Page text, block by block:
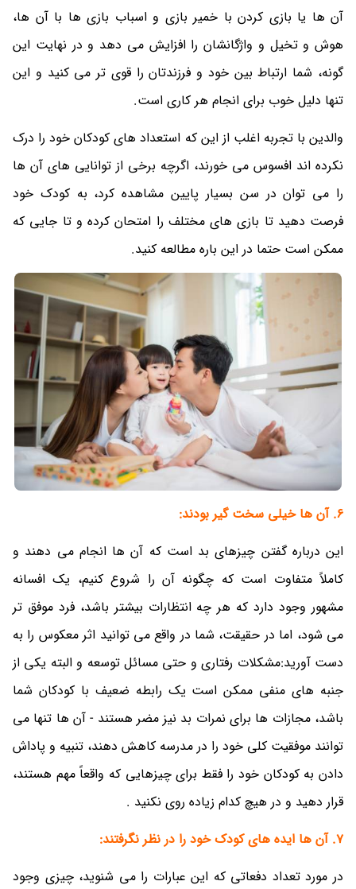
آن ها یا بازی کردن با خمیر بازی و اسباب بازی ها با آن ها،
هوش و تخیل و واژگانشان را افزایش می دهد و در نهایت این
گونه، شما ارتباط بین خود و فرزندتان را قوی تر می کنید و این
تنها دلیل خوب برای انجام هر کاری است.
والدین با تجربه اغلب از این که استعداد های کودکان خود را درک
نکرده اند افسوس می خورند، اگرچه برخی از توانایی های آن ها
را می توان در سن بسیار پایین مشاهده کرد، به کودک خود
فرصت دهید تا بازی های مختلف را امتحان کرده و تا جایی که
ممکن است حتما در این باره مطالعه کنید.
6. آن ها خیلی سخت گیر بودند:
این درباره گفتن چیزهای بد است که آن ها انجام می دهند و
کاملاً متفاوت است که چگونه آن را شروع کنیم، یک افسانه
مشهور وجود دارد که هر چه انتظارات بیشتر باشد، فرد موفق تر
می شود، اما در حقیقت، شما در واقع می توانید اثر معکوس را به
دست آورید:مشکلات رفتاری و حتی مسائل توسعه و البته یکی از
جنبه های منفی ممکن است یک رابطه ضعیف با کودکان شما
باشد، مجازات ها برای نمرات بد نیز مضر هستند - آن ها تنها می
توانند موفقیت کلی خود را در مدرسه کاهش دهند، تنبیه و پاداش
دادن به کودکان خود را فقط برای چیزهایی که واقعاً مهم هستند،
قرار دهید و در هیچ کدام زیاده روی نکنید .
7. آن ها ایده های کودک خود را در نظر نگرفتند:
در مورد تعداد دفعاتی که این عبارات را می شنوید، چیزی وجود